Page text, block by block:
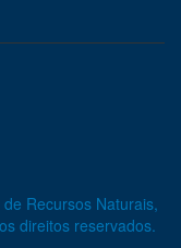
Recursos Naturais,
direitos reservados.